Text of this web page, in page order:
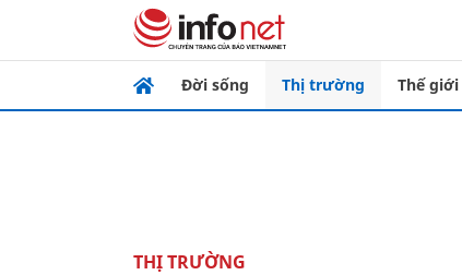
Đời sống Thị trường Thế giới
THỊ TRƯỜNG